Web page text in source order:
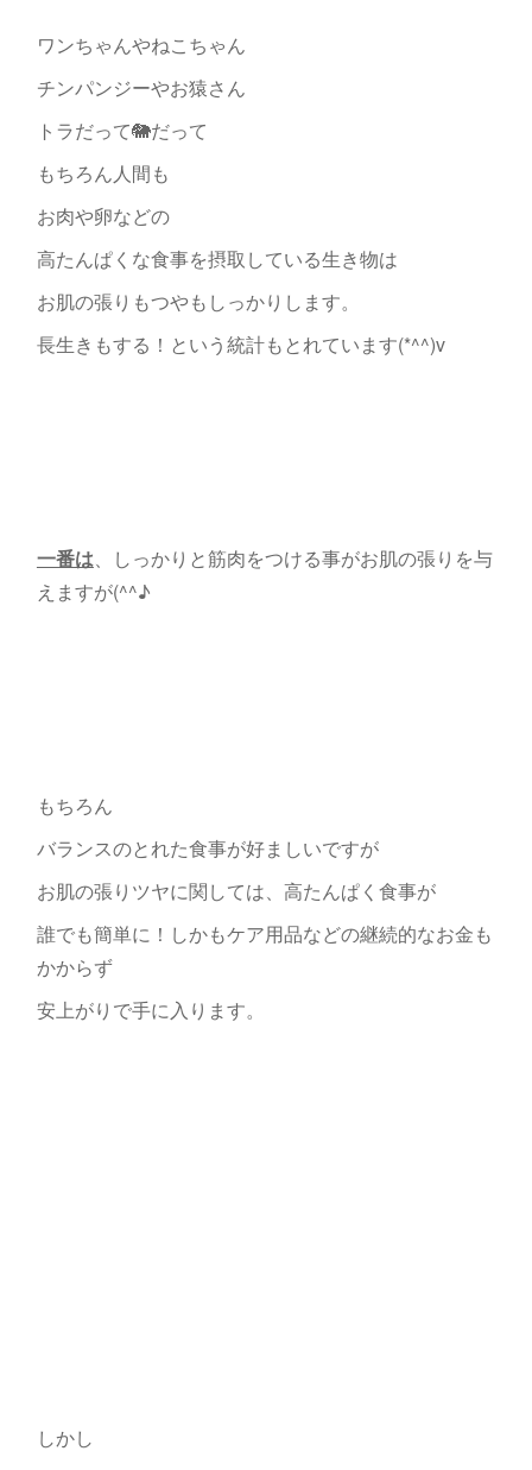
ワンちゃんやねこちゃん
チンパンジーやお猿さん
トラだって🐘だって
もちろん人間も
お肉や卵などの
高たんぱくな食事を摂取している生き物は
お肌の張りもつやもしっかりします。
長生きもする！という統計もとれています(*^^)v
一番は、しっかりと筋肉をつける事がお肌の張りを与
えますが(^^♪
もちろん
バランスのとれた食事が好ましいですが
お肌の張りツヤに関しては、高たんぱく食事が
誰でも簡単に！しかもケア用品などの継続的なお金も
かからず
安上がりで手に入ります。
しかし